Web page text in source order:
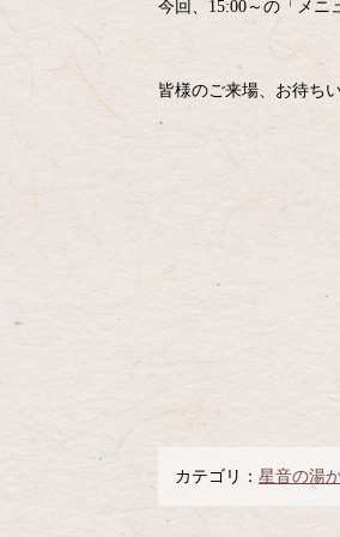
今回、15:00～の「メニ
皆様のご来場、お待ち
カテゴリ： 星音の湯